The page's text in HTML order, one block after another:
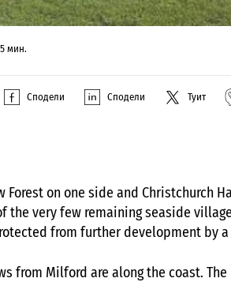
мин.
Сподели Сподели Туит
Forest on one side and Christchurch
the very few remaining seaside
from further development by
from Milford are along the coast.